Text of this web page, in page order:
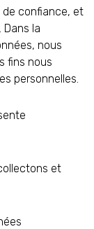
confiance, et
la
nous
fins nous
personnelles.
et